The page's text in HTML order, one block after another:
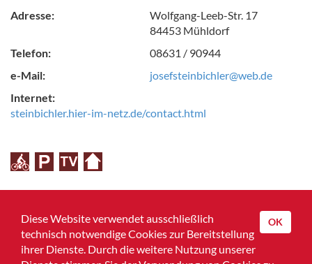
Adresse:
Wolfgang-Leeb-Str. 17
84453 Mühldorf
Telefon:
08631 / 90944
e-Mail:
josefsteinbichler@web.de
Internet:
steinbichler.hier-im-netz.de/contact.html
Zurück zur Übersicht
OK
Diese Website verwendet ausschließlich
technisch notwendige Cookies zur Bereitstellung
ihrer Dienste. Durch die weitere Nutzung unserer